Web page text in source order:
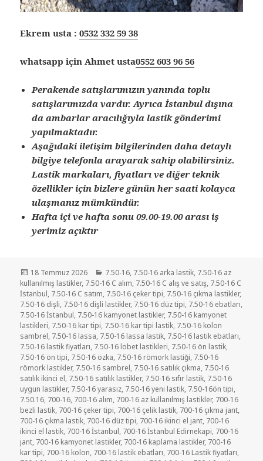
Ekrem usta :0532 332 59 38
whatsapp için Ahmet usta0552 603 96 56
Perakende satışlarımızın yanında toplu
satışlarımızda vardır. Ayrıca İstanbul dışına
da ambarlar aracılığıyla lastik gönderimi
yapılmaktadır.
Aşağıdaki iletişim bilgilerinden daha detaylı
bilgiye telefonla arayarak sahip olabilirsiniz.
Lastik markaları, fiyatları ve diğer teknik
özellikler için bizlere günün her saati kolayca
ulaşmanız mümkündür.
Hafta içi ve hafta sonu 09.00-19.00 arası iş
yerimiz açıktır
Yayın
tarihi
18 Temmuz 2026 Kategoriler
7.50-16, 7.50-16 arka lastik, 7.50-16 az
kullanılmış lastikler, 7.50-16 C alım, 7.50-16 C alış ve satış, 7.50-16 C
İstanbul, 7.50-16 C satım, 7.50-16 çeker tipi, 7.50-16 çıkma lastikler,
7.50-16 dişli, 7.50-16 dişli lastikler, 7.50-16 düz tipi, 7.50-16 ebatları,
7.50-16 İstanbul, 7.50-16 kamyonet lastikler, 7.50-16 kamyonet
lastikleri, 7.50-16 kar tipi, 7.50-16 kar tipi lastik, 7.50-16 kolon
sambrel, 7.50-16 lassa, 7.50-16 lassa lastik, 7.50-16 lastik ebatları,
7.50-16 lastik fiyatları, 7.50-16 lobet lastikleri, 7.50-16 ön lastik,
7.50-16 ön tipi, 7.50-16 özka, 7.50-16 römork lastiği, 7.50-16
römork lastikler, 7.50-16 sambrel, 7.50-16 satılık çıkma, 7.50-16
satılık ikinci el, 7.50-16 satılık lastikler, 7.50-16 sıfır lastik, 7.50-16
uygun lastikler, 7.50-16 yarasız, 7.50-16 yeni lastik, 7.50-16ön tipi,
7.50.16, 700-16, 700-16 alım, 700-16 az kullanılmış lastikler, 700-16
bezli lastik, 700-16 çeker tipi, 700-16 çelik lastik, 700-16 çıkma jant,
700-16 çıkma lastik, 700-16 düz tipi, 700-16 ikinci el jant, 700-16
ikinci el lastik, 700-16 İstanbul, 700-16 İstanbul Edirnekapi, 700-16
jant, 700-16 kamyonet lastikler, 700-16 kaplama lastikler, 700-16
kar tipi, 700-16 kolon, 700-16 lastik ebatları, 700-16 Lastik fiyatları,